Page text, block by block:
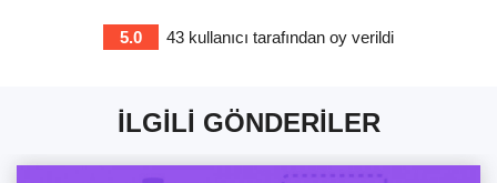
5.0 43 kullanıcı tarafından oy verildi
İLGILI GÖNDERILER